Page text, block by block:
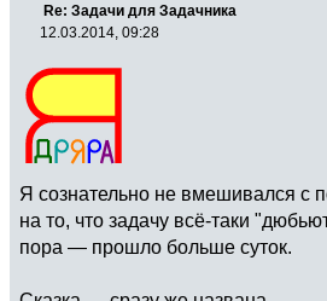
Re: Задачи для Задачника
12.03.2014, 09:28
Я сознательно не вмешивался с
на то, что задачу всё-таки
пора — прошло больше суток.